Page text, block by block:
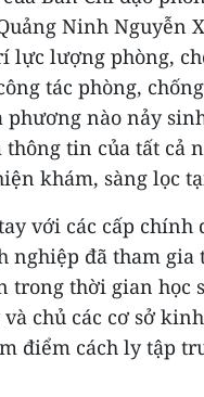
Ninh Nguyễn
lực lượng phòng,
tác phòng,
phương nào nảy
tin của tất cả
khám, sàng lọc
với các cấp
nghiệp đã tham
trong thời gian học
chủ các cơ sở
điểm cách ly tập